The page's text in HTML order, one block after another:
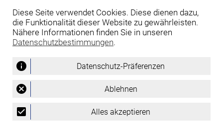
Fußballclub Stadlau
Kontakt
Impressum
Diese Seite verwendet Cookies. Diese dienen dazu,
die Funktionalität dieser Website zu gewährleisten.
Nähere Informationen finden Sie in unseren
Datenschutzbestimmungen.
info Datenschutz-Präferenzen
cancel Ablehnen
check_box Alles akzeptieren